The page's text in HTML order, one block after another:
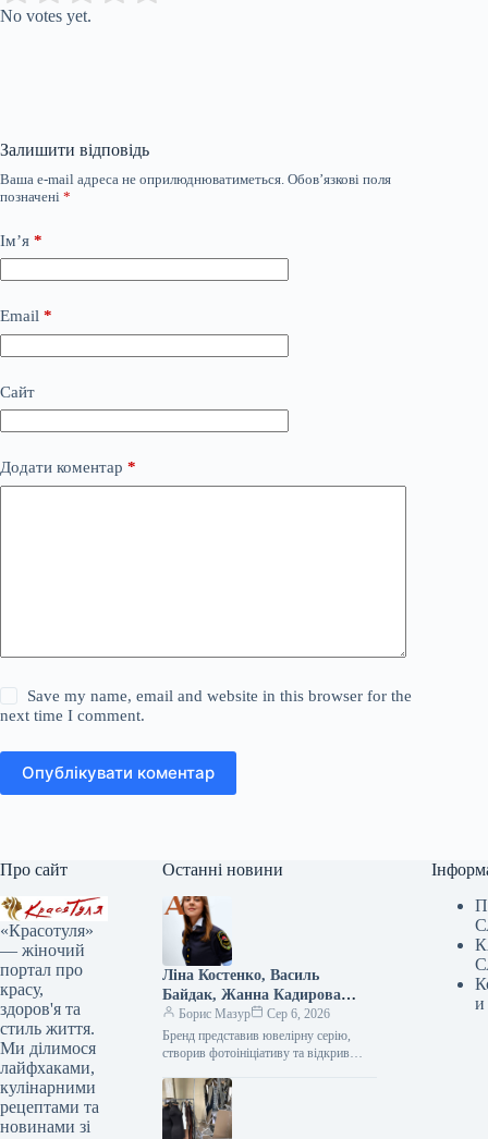
No votes yet.
Залишити відповідь
Ваша e-mail адреса не оприлюднюватиметься. Обов’язкові поля
позначені *
Ім’я *
Email *
Сайт
Додати коментар *
Save my name, email and website in this browser for the
next time I comment.
Опублікувати коментар
Про сайт
«Красотуля»
— жіночий
портал про
красу,
здоров'я та
стиль життя.
Ми ділимося
лайфхаками,
кулінарними
рецептами та
новинами зі
Останні новини
Ліна Костенко, Василь
Байдак, Жанна Кадирова
долучилися до масштабного
проєкту GUNIA з нагоди Дня
Незалежності
Борис Мазур
Сер 6, 2026
Бренд представив ювелірну серію, створив фотоініціативу та відкрив експозицію, присвячену абе1111111111111111111111111111111111111111111111111111111111111111111111111111111111111111111111111111111111111111111111111111111111111111111111111111111111111111111111111111111111111111111111111111111111111111111111111111111111111111111111111111111111111111111111111111111111111111111111111111111111111111111111111111111111111111111111111111111111111111111111111111111111111111111111111111111111111111111111111111111111111111111111111111111111111111111111111111111111111111111111111111111111111111111111111111111111111111111111111111111111111111111111111111111111111111111111111111111111111111111111111111111111111111111111111111111111111111111111111111111111111111111111111111111111111111111111111111111111111111111111111111111111111111111111111111111111111111111111111111111111111111111111111111111111111111111111111111111111111111111111111111111111111111111111111111111111111111111111111111111111111111111111111111111111111111111111111111111111111111111111111111111111111111111111111111111111111111111111111111111111111111111111111111111111111111111111111111111111111111111111111111111111111111111111111111111111111111111111111111111111111111111111111111111111111111111111111111111111111111111111111111111111111111111111111111111111111111111111111111111111111111111111111111111111111111111111111111111111111111111111111111111111111111111111111111111111111111111111111111111111111111111111111111111111111111111111111111111111111111111111111111111111111111111111111111111111111111111111111111111111111111111111111111111111111111111111111111111111111111111111111111111111111111111111111111111111111111111111111111111111111111111111111111111111111111111111111111111111111111111111111111111111111111111111111111111111111111111111111111111111111111111111111111111111111111111111111111111111111111111111111111111111111111111111111111111111111111111111111111111111111111111111111111111111111111111111111111111111111111111111111111111111111111111111111111111111111111111111111111111111111111111111111111111111111111111111111111111111111111111111111111111111111111111111111111111111111111111111111111111111111111111111111111111111111111111111111111111111111111111111111111111111111111111111111111111111111111111111111111111111111111111111111111111111111111111111111111111111111111111111111111111111111111111111111111111111111111111111111111111111111111111111111111111111111111111111111111111111111111111111111111111111111111111111111111111111111111111111111111111111111111111111111111111111111111111111111111111111111111111111111111111111111111111111111111111111111111111111111111111111111111111111111111111111111111111111111111111111111111111111111111111111111111111111111111111111111111111111111111111111111111111111111111111111111111111111111111111111111111111111111111111111111111111111111111111111111111111111111111111111111111111111111111111111111111111111111111111111111111111111111111111111111111111111111111111111111111111111111111111111111111111111111111111111111111111111111111111111111111111111111111111111111111111111111111111111111111111111111111111111111111111111111111111111111111111111111111111111111111111111111111111111111111111111111111111111111111111111111111111111111111111111111111111111111111111111111111111111111111111111111111111111111111111111111111111111111111111111111111111111111111111111111111111111111111111111111111111111111111111111111111111111111111111111111111111111111111111111111111111111111111111111111111111111111111111111111111111111111111111111111111111111111111111111111111111111111111111111111111111111111111111111111111111111111111111111111111111111111111111111111111111111111111111111111111111111111111111111111111111111111111111111111111111111111111111111111111111111111111111111111111111111111111111111111111111111111111111111111111111111111111111111111111111111111111111111111111111111111111111111111111111111111111111111111111111111111111111111111111111111111111111111111111111111111111111111111111111111111111111111111111111111111111111111111111111111111111111111111111111111111111111111111111111111111111111111111111111111111111111111111111111111111111111111111111111111111111111111111111111111111111111111111111111111111111111111111111111111111111111111111111111111111111111111111111111111111111111111111111111111111111111111111111111111111111111111111111111111111111111111111111111111111111111111111111111111111111111111111111111111111111111111111111111111111111111111111111111111111111111111111111111111111111111111111111111111111111111111111111111111111111111111111111111111111111111111111111111111111111111111111111111111111111111111111111111111111111111111111111111111111111111111111111111111111111111111111111111111111111111111111111111111111111111111111111111111111111111111111111111111111111111111111111111111111111111111111111111111111111111111111111111111111111111111111111111111111111111111111111111111111111111111111111111111111111111111111111111111111111111111111111111111111111111111111111111111111111111111111111111111111111111111111111111111111111111111111111111111111111111111111111111111111111111111111111111111111111111111111111111111111111111111111111111111111111111111111111111111111111111111111111111111111111111111111111111111111111111111111111111111111111111111111111111111111111111111111111111111111111111111111111111111111111111111111111111111111111111111111111111111111111111111111111111111111111111111111111111111111111111111111111111111111111111111111111111111111111111111111111111111111111111111111111111111111111111111111111111111111111111111111111111111111111111111111111111111111111111111111111111111111111111111111111111111111111111111111111111111111111111111111111111111111111111111111111111111111111111111111111111111111111111111111111111111111111111111111111111111111111111111111111111111111111111111111111111111111111111111111111111111111111111111111111111111111111111111111111111111111111111111111111111111111111111111111111111111111111111111111111111111111111111111111111111111111111111111111111111111111111111111111111111111111111111111111111111111111111111111111111111111111111111111111111111111111111111111111111111111111111111111111111111111111111111111111111111111111111111111111111111111111111111111111111111111111111111111111111111111111111111111111111111111111111111111111111111111111111111111111111111111111111111111111111111111111111111111111111111111111111111111111111111111111111111111111111111111111111111111111111111111111111111111111111111111111111111111111111111111111111111111111111111111111111111111111111111111111111111111111111111111111111111111111111111111111111111111111111111111111111111111111111111111111111111111111111111111111111111111111111111111111111111111111111111111111111111111111111111111111111111111111111111111111111111111111111111111111111111111111111111111111111111111111111111111111111111111111111111111111111111111111111111111111111111111111111111111111111111111111111111111111111111111111111111111111111111111111111111111111111111111111111111111111111111111111111111111111111111111111111111111111111111111111111111111111111111111111111111111111111111111111111111111111111111111111111111111111111111111111111111111111111111111111111111111111111111111111111111111111111111111111111111111111111111111111111111111111111111111111111111111111111111111111111111111111111111111111111111111111111111111111111111111111111111111111111111111111111111111111111111111111111111111111111111111111111111111111111111111111111111111111111111111111111111111111111111111111111111111111111111111111111111111111111111111111111111111111111111111111111111111111111111111111111111111111111111111111111111111111111111111111111111111111111111111111111111111111111111111111111111111111111111111111111111111111111111111111111111111111111111111111111111111111111111111111111111111111111111111111111111111111111111111111111111111111111111111111111111111111111111111111111111111111111111111111111111111111111111111111111111111111111111111111111111111111111111111111111111111111111111111111111111111111111111111111111111111111111111111111111111111111111111111111111111111111111111111111111111111111111111111111111111111111111111111111111111111111111111111111111111111111111111111111111111111111111111111111111111111111111111111111111111111111111111111111111111111111111111111111111111111111111111111111111111111111111111111111111111111111111111111111111111111111111111111111111111111111111111111111111111111111111111111111111111111111111111111111111111111111111111111111111111111111111111111111111111111111111111111111111111111111111111111111111111111111111111111111111111111111111111111111111111111111111111111111111111111111111111111111111111111111111111111111111111111111111111111111111111111111111111111111111111111111111111111111111111111111111111111111111111111111111111111111111111111111111111111111111111111111111111111111111111111111111111111111111111111111111111111111111111111111111111111111111111111111111111111111111111111111111111111111111111111111111111111111111111111111111111111111111111111111111111111111111111111111111111111111111111111111111111111111111111111111111111111111111111111111111111111111111111111111111111111111111111111111111111111111111111111111111111111111111111111111111111111111111111111111111111111111111111111111111111111111111111111111111111111111111111111111111111111111111111111111111111111111111111111111111111111111111111111111111111111111111111111111111111111111111111111111111111111111111111111111111111111111111111111111111111111111111111111111111111111111111111111111111111111111111111111111111111111111111111111111111111111111111111111111111111111111111111111111111111111111111111111111111111111111111111111111111111111111111111111111111111111111111111111111111111111111111111111111111111111111111111111111111111111111111111111111111111111111111111111111111111111111111111111111111111111111111111111111111111111111111111111111111111111111111111111111111111111111111111
и